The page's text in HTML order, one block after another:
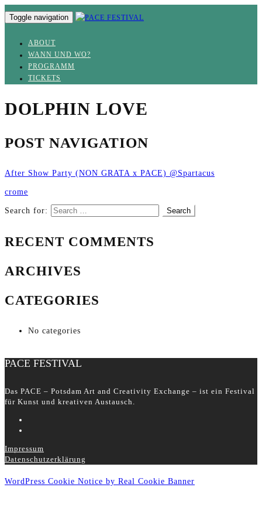
Toggle navigation
ABOUT
WANN UND WO?
PROGRAMM
TICKETS
DOLPHIN LOVE
POST NAVIGATION
After Show Party (NON GRATA x PACE) @Spartacus
crome
Search for:
RECENT COMMENTS
ARCHIVES
CATEGORIES
No categories
PACE FESTIVAL
Das PACE – Potsdam Art and Creativity Exchange – ist ein Festival
für Kunst und kreativen Austausch.
Impressum
Datenschutzerklärung
WordPress Cookie Notice by Real Cookie Banner